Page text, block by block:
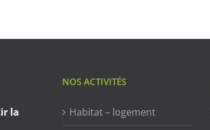
la
NOS ACTIVITÉS
Habitat – logement